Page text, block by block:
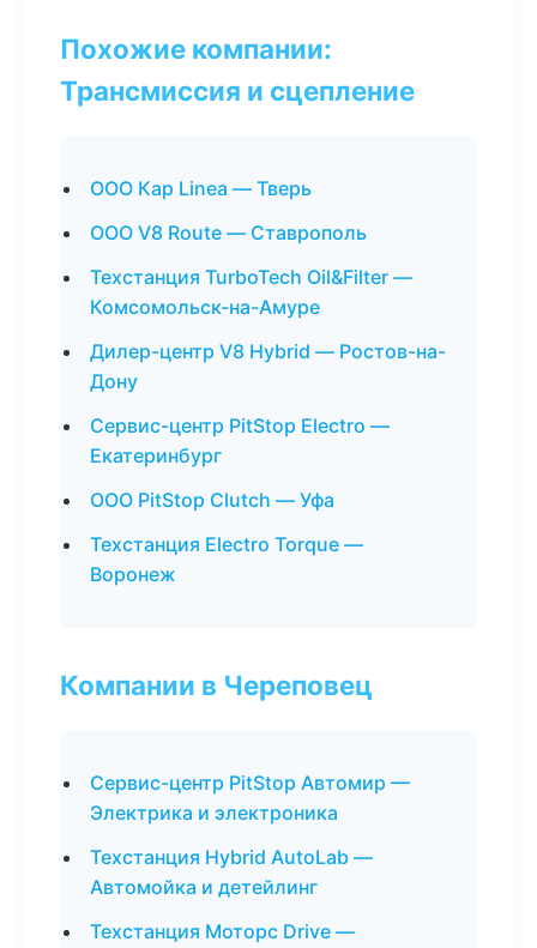
Похожие компании:
Трансмиссия и сцепление
ООО Кар Linea — Тверь
ООО V8 Route — Ставрополь
Техстанция TurboTech Oil&Filter —
Комсомольск-на-Амуре
Дилер-центр V8 Hybrid — Ростов-на-
Дону
Сервис-центр PitStop Electro —
Екатеринбург
ООО PitStop Clutch — Уфа
Техстанция Electro Torque —
Воронеж
Компании в Череповец
Сервис-центр PitStop Автомир —
Электрика и электроника
Техстанция Hybrid AutoLab —
Автомойка и детейлинг
Техстанция Моторс Drive —